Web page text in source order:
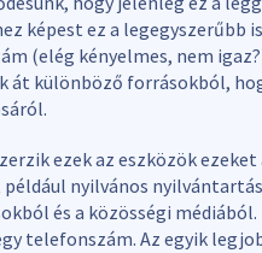
képest ez a legegyszerűbb
(elég kényelmes, nem
át különböző forrásokból,
ezek az eszközök
nyilvános
és a közösségi
telefonszám. Az egyik